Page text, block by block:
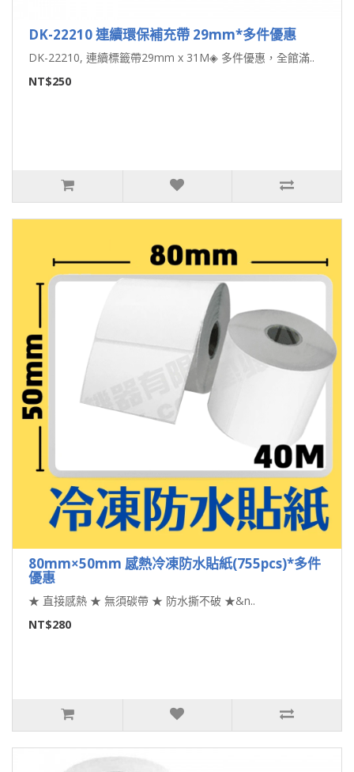
DK-22210 連續環保補充帶 29mm*多件優惠
DK-22210, 連續標籤帶29mm x 31M◈ 多件優惠，全館滿..
NT$250
80mm×50mm 感熱冷凍防水貼紙(755pcs)*多件
優惠
★ 直接感熱 ★ 無須碳帶 ★ 防水撕不破 ★&n..
NT$280